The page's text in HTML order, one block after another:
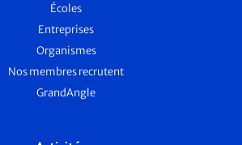
Écoles
Entreprises
Organismes
Nos membres recrutent
GrandAngle